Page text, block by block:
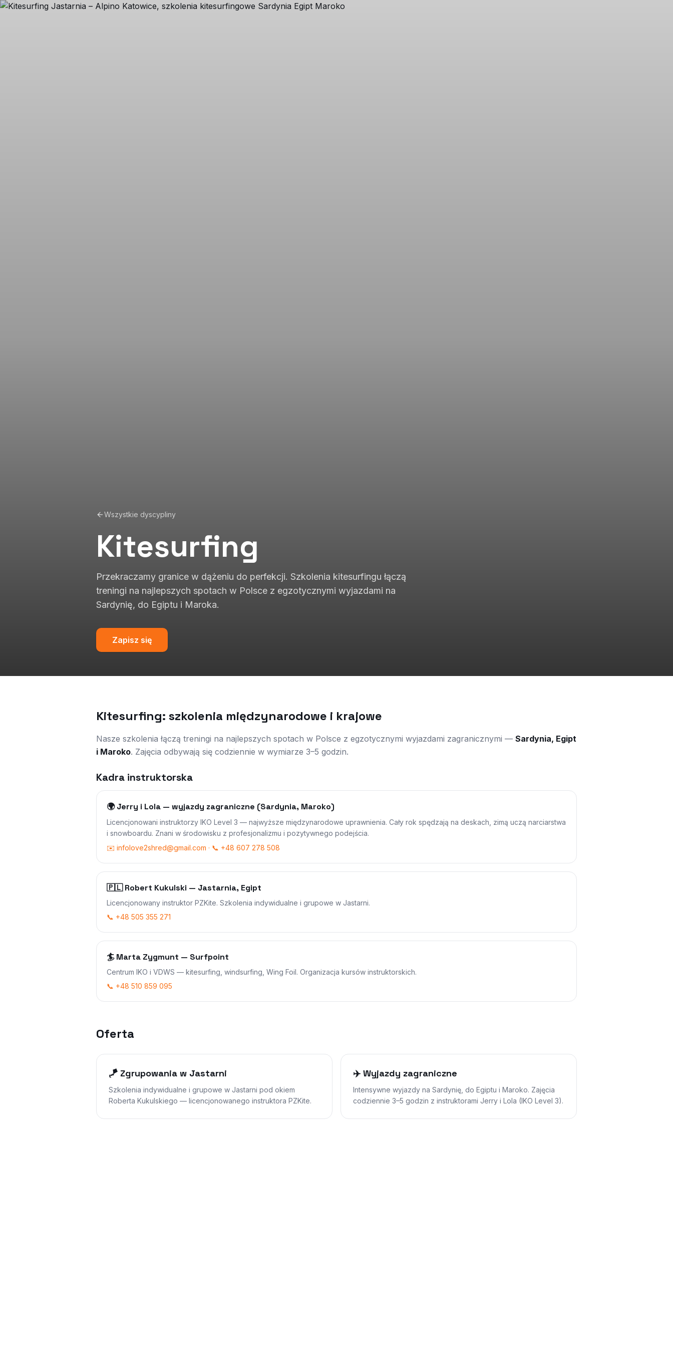
Wszystkie dyscypliny
Kitesurfing
Przekraczamy granice w dążeniu do perfekcji. Szkolenia kitesurfingu łączą
treningi na najlepszych spotach w Polsce z egzotycznymi wyjazdami na
Sardynię, do Egiptu i Maroka.
Zapisz się
Kitesurfing: szkolenia międzynarodowe i krajowe
Nasze szkolenia łączą treningi na najlepszych spotach w Polsce z egzotycznymi wyjazdami zagranicznymi — Sardynia, Egipt
i Maroko. Zajęcia odbywają się codziennie w wymiarze 3–5 godzin.
Kadra instruktorska
🌍 Jerry i Lola — wyjazdy zagraniczne (Sardynia, Maroko)
Licencjonowani instruktorzy IKO Level 3 — najwyższe międzynarodowe uprawnienia. Cały rok spędzają na deskach, zimą uczą narciarstwa
i snowboardu. Znani w środowisku z profesjonalizmu i pozytywnego podejścia.
✉️ infolove2shred@gmail.com · 📞 +48 607 278 508
🇵🇱 Robert Kukulski — Jastarnia, Egipt
Licencjonowany instruktor PZKite. Szkolenia indywidualne i grupowe w Jastarni.
📞 +48 505 355 271
🏄 Marta Zygmunt — Surfpoint
Centrum IKO i VDWS — kitesurfing, windsurfing, Wing Foil. Organizacja kursów instruktorskich.
📞 +48 510 859 095
Oferta
🪁 Zgrupowania w Jastarni
Szkolenia indywidualne i grupowe w Jastarni pod okiem
Roberta Kukulskiego — licencjonowanego instruktora PZKite.
✈️ Wyjazdy zagraniczne
Intensywne wyjazdy na Sardynię, do Egiptu i Maroko. Zajęcia
codziennie 3–5 godzin z instruktorami Jerry i Lola (IKO Level 3).